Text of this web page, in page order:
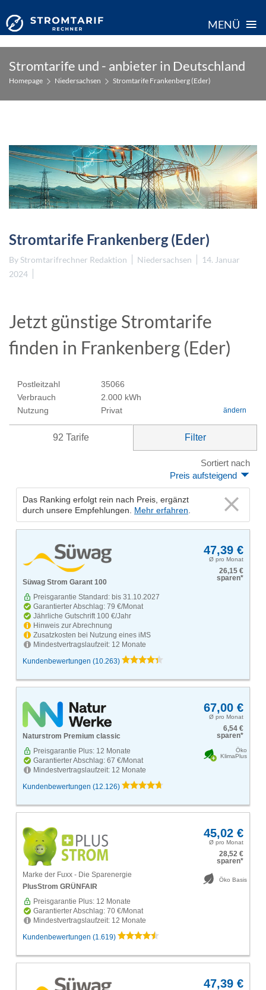
MENÜ ≡
content
Stromtarife und - anbieter in Deutschland
Homepage Niedersachsen Stromtarife Frankenberg (Eder)
Stromtarife Frankenberg (Eder)
By Stromtarifrechner Redaktion Niedersachsen
14. Januar
2024
Jetzt günstige Stromtarife
finden in Frankenberg (Eder)